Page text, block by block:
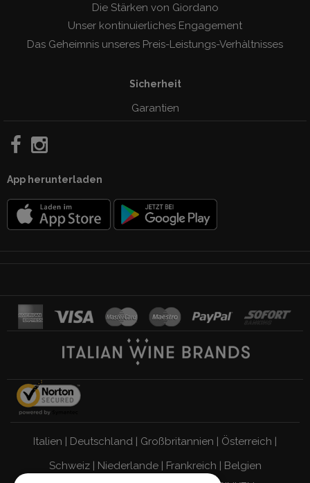
Die Stärken von Giordano
Unser kontinuierliches Engagement
Das Geheimnis unseres Preis-Leistungs-Verhàltnisses
Sicherheit
Garantien
App herunterladen
Italien | Deutschland | Großbritannien | Österreich |
Schweiz| Niederlande| Frankreich | Belgien